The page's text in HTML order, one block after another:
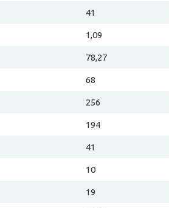
41
1,09
78,27
68
256
194
41
10
19